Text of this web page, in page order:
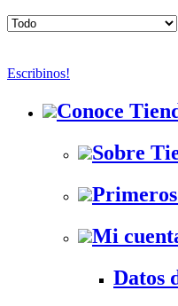
Escribinos!
Conoce
Sobre
Primeros
Mi
Datos